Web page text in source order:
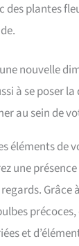
des plantes
nouvelle
à se poser
au sein de
éléments de
une
Grâce
et